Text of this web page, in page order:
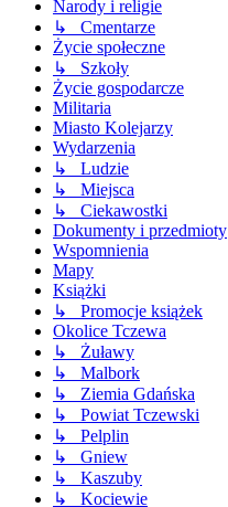
Narody i religie
↳ Cmentarze
Życie społeczne
↳ Szkoły
Życie gospodarcze
Militaria
Miasto Kolejarzy
Wydarzenia
↳ Ludzie
↳ Miejsca
↳ Ciekawostki
Dokumenty i przedmioty
Wspomnienia
Mapy
Książki
↳ Promocje książek
Okolice Tczewa
↳ Żuławy
↳ Malbork
↳ Ziemia Gdańska
↳ Powiat Tczewski
↳ Pelplin
↳ Gniew
↳ Kaszuby
↳ Kociewie